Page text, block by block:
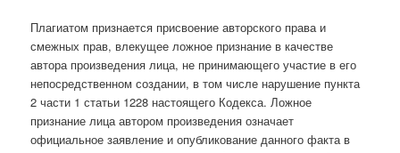
Плагиатом признается присвоение авторского права и
смежных прав, влекущее ложное признание в качестве
автора произведения лица, не принимающего участие в его
непосредственном создании, в том числе нарушение пункта
2 части 1 статьи 1228 настоящего Кодекса. Ложное
признание лица автором произведения означает
официальное заявление и опубликование данного факта в